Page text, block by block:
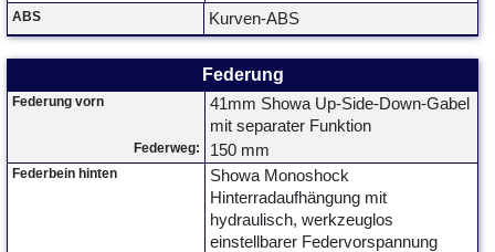
ABS Kurven-ABS
Federung
Federung vorn
41mm Showa Up-Side-Down-Gabel
mit separater Funktion
Federweg: 150 mm
Federbein hinten
Showa Monoshock
Hinterradaufhängung mit
hydraulisch, werkzeuglos
einstellbarer Federvorspannung